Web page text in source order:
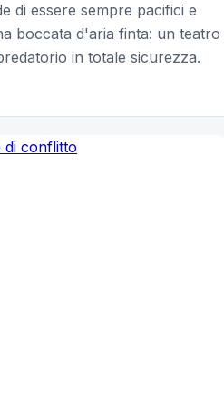
di essere sempre pacifici e
boccata d'aria finta: un teatro
in totale sicurezza.